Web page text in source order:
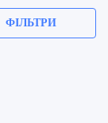
ФІЛЬТРИ